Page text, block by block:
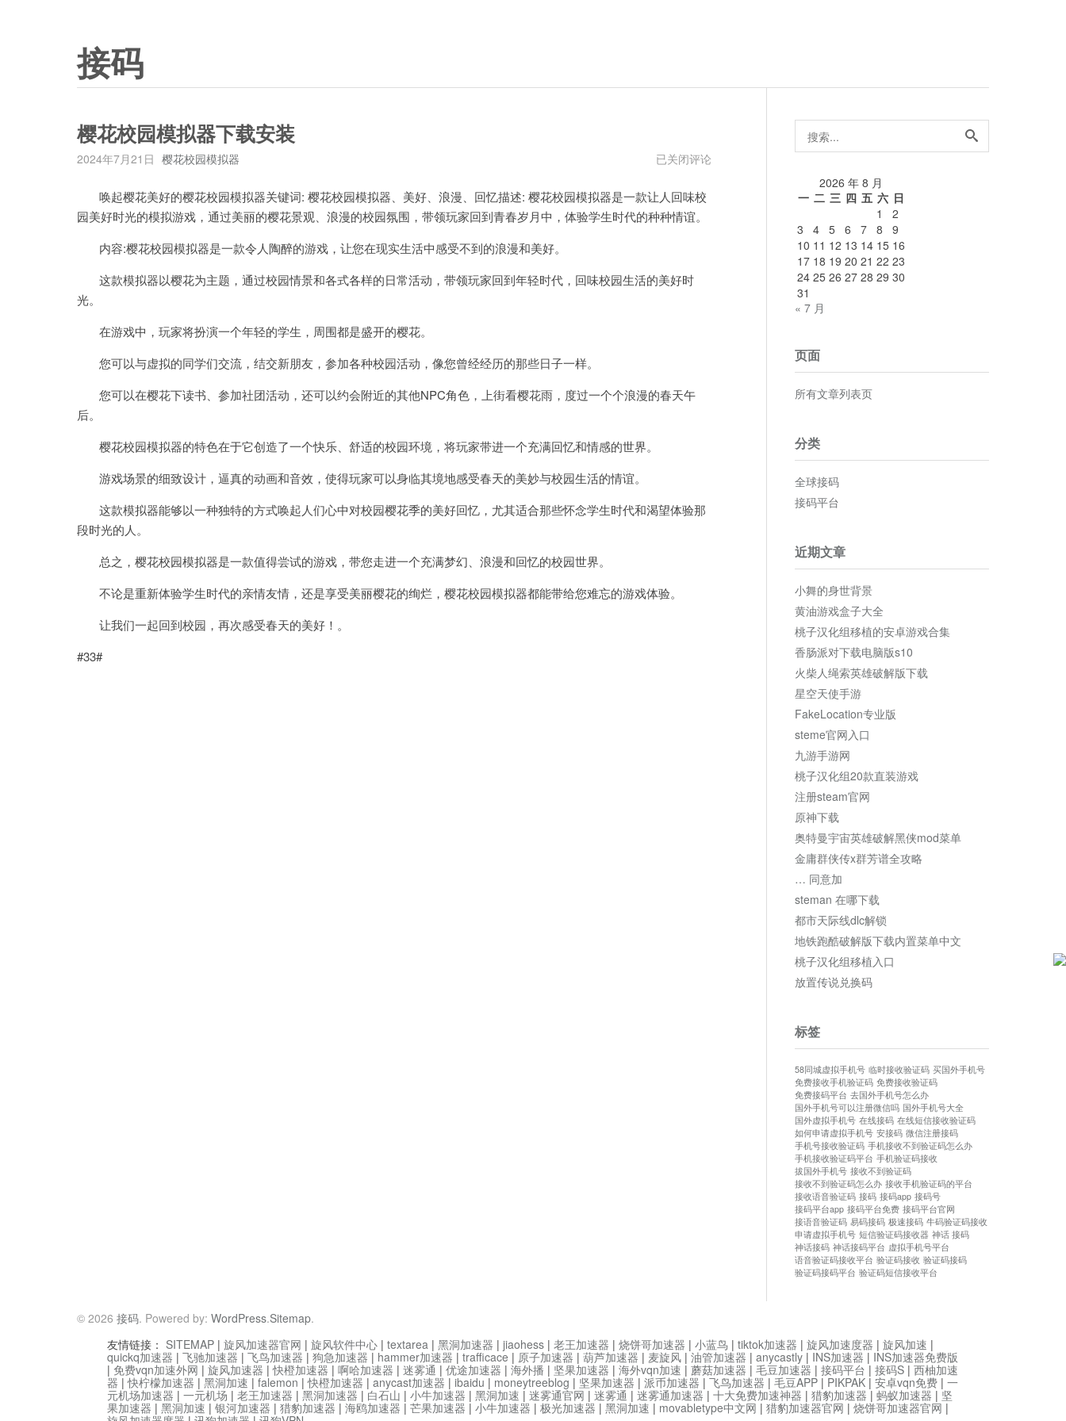
接码
樱花校园模拟器下载安装
2024年7月21日 樱花校园模拟器
樱
园
模
拟
安
装
已关闭评论
唤起樱花美好的樱花校园模拟器关键词: 樱花校园模拟器、美好、浪漫、回忆描述: 樱花校园模拟器是一款让人回味校
园美好时光的模拟游戏，通过美丽的樱花景观、浪漫的校园氛围，带领玩家回到青春岁月中，体验学生时代的种种情谊。
内容:樱花校园模拟器是一款令人陶醉的游戏，让您在现实生活中感受不到的浪漫和美好。
这款模拟器以樱花为主题，通过校园情景和各式各样的日常活动，带领玩家回到年轻时代，回味校园生活的美好时
光。
在游戏中，玩家将扮演一个年轻的学生，周围都是盛开的樱花。
您可以与虚拟的同学们交流，结交新朋友，参加各种校园活动，像您曾经经历的那些日子一样。
您可以在樱花下读书、参加社团活动，还可以约会附近的其他NPC角色，上街看樱花雨，度过一个个浪漫的春天午
后。
樱花校园模拟器的特色在于它创造了一个快乐、舒适的校园环境，将玩家带进一个充满回忆和情感的世界。
游戏场景的细致设计，逼真的动画和音效，使得玩家可以身临其境地感受春天的美妙与校园生活的情谊。
这款模拟器能够以一种独特的方式唤起人们心中对校园樱花季的美好回忆，尤其适合那些怀念学生时代和渴望体验那
段时光的人。
总之，樱花校园模拟器是一款值得尝试的游戏，带您走进一个充满梦幻、浪漫和回忆的校园世界。
不论是重新体验学生时代的亲情友情，还是享受美丽樱花的绚烂，樱花校园模拟器都能带给您难忘的游戏体验。
让我们一起回到校园，再次感受春天的美好！。
#33#
搜
索...
2026 年 8 月
一 二 三 四 五 六 日
1
2
3
4 5 6 7 8
9
10 11 12 13 14 15 16
17 18 19 20 21 22 23
24 25 26 27 28 29 30
31
« 7 月
页面
所有文章列表页
分类
全球接码
接码平台
近期文章
小舞的身世背景
黄油游戏盒子大全
桃子汉化组移植的安卓游戏合集
香肠派对下载电脑版s10
火柴人绳索英雄破解版下载
星空天使手游
FakeLocation专业版
steme官网入口
九游手游网
桃子汉化组20款直装游戏
注册steam官网
原神下载
奥特曼宇宙英雄破解黑侠mod菜单
金庸群侠传x群芳谱全攻略
… 同意加
steman 在哪下载
都市天际线dlc解锁
地铁跑酷破解版下载内置菜单中文
桃子汉化组移植入口
放置传说兑换码
标签
58同城虚拟手机号 临时接收验证码 买国外手机号
免费接收手机验证码 免费接收验证码
免费接码平台 去国外手机号怎么办
国外手机号可以注册微信吗 国外手机号大全
国外虚拟手机号 在线接码 在线短信接收验证码
如何申请虚拟手机号 安接码 微信注册接码
手机号接收验证码 手机接收不到验证码怎么办
手机接收验证码平台 手机验证码接收
拔国外手机号 接收不到验证码
接收不到验证码怎么办 接收手机验证码的平台
接收语音验证码 接码 接码app 接码号
接码平台app 接码平台免费 接码平台官网
接语音验证码 易码接码 极速接码 牛码验证码接收
申请虚拟手机号 短信验证码接收器 神话 接码
神话接码 神话接码平台 虚拟手机号平台
语音验证码接收平台 验证码接收 验证码接码
验证码接码平台 验证码短信接收平台
© 2026 接码. Powered by: WordPress.Sitemap.
友情链接： SITEMAP | 旋风加速器官网 | 旋风软件中心 | textarea | 黑洞加速器 | jiaohess | 老王加速器 | 烧饼哥加速器 | 小蓝鸟 | tiktok加速器 | 旋风加速度器 | 旋风加速 |
quickq加速器 | 飞驰加速器 | 飞鸟加速器 | 狗急加速器 | hammer加速器 | trafficace | 原子加速器 | 葫芦加速器 | 麦旋风 | 油管加速器 | anycastly | INS加速器 | INS加速器免费版
| 免费vqn加速外网 | 旋风加速器 |快橙加速器 | 啊哈加速器 | 迷雾通 | 优途加速器 | 海外播 | 坚果加速器 | 海外vqn加速 | 蘑菇加速器 | 毛豆加速器 | 接码平台 | 接码S | 西柚加速
器 |快柠檬加速器 | 黑洞加速 | falemon |快橙加速器 | anycast加速器 | ibaidu | moneytreeblog | 坚果加速器 | 派币加速器 | 飞鸟加速器 | 毛豆APP | PIKPAK | 安卓vqn免费 | 一
元机场加速器 | 一元机场 | 老王加速器 | 黑洞加速器 | 白石山 | 小牛加速器 | 黑洞加速 | 迷雾通官网 | 迷雾通 | 迷雾通加速器 | 十大免费加速神器 | 猎豹加速器 | 蚂蚁加速器 | 坚
果加速器 | 黑洞加速 | 银河加速器 | 猎豹加速器 | 海鸥加速器 | 芒果加速器 | 小牛加速器 | 极光加速器 | 黑洞加速 | movabletype中文网 | 猎豹加速器官网 | 烧饼哥加速器官网 |